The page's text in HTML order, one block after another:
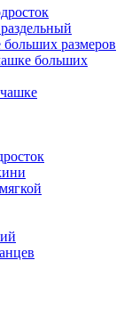
размеров
больших